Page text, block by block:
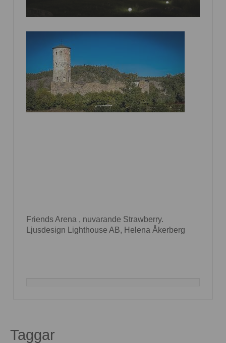
Friends Arena , nuvarande Strawberry.
Ljusdesign Lighthouse AB, Helena Åkerberg
Taggar